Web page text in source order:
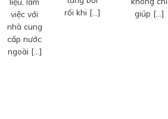
việc với
nhà cung
cấp nước
ngoài […]
rối khi […]
giúp […]